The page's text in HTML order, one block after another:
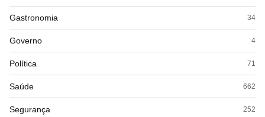
Gastronomia 34
Governo 4
Política 71
Saúde 662
Segurança 252